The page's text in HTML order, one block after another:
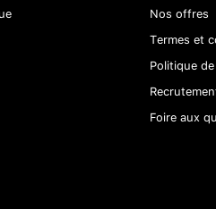
Nos offres
Termes et
Politique
Foire aux